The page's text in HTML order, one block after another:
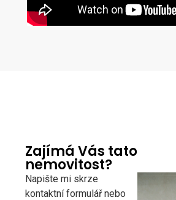
Zajímá Vás tato
nemovitost?
Napište mi skrze
kontaktní formulář nebo